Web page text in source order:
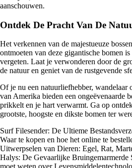
aanschouwen.
Ontdek De Pracht Van De
Het verkennen van de majestueuze
ontmoeten van deze gigantische bomen
vergeten. Laat je verwonderen door de
de natuur en geniet van de rustgevende
Of je nu een natuurliefhebber, wandelaar
van Amerika bieden een ongeëvenaarde
prikkelt en je hart verwarmt. Ga op
grootste, hoogste en dikste bomen ter
Surf Filesender: De Ultieme
Waar te kopen en hoe het online te
Uitwerpselen van Dieren: Egel, Rat,
Halys: De Gevaarlijke Bruingemarmerde